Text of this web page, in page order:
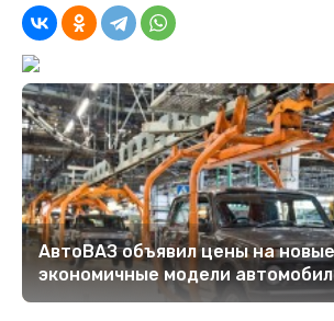
АвтоВАЗ объявил цены на новые
экономичные модели